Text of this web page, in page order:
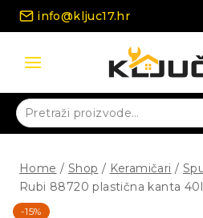
Skip
info@kljuc17.hr
Pretraži:
Home / Shop / Keramičari /
Rubi 88720 plastična kanta
-15%